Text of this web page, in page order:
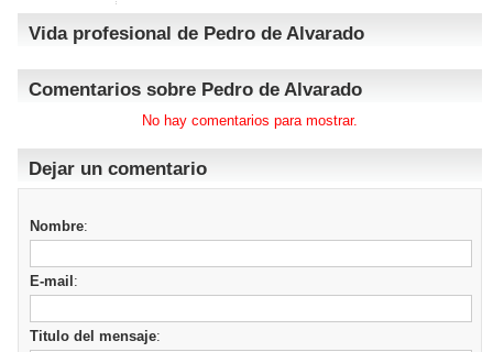
Vida profesional de Pedro de Alvarado
Comentarios sobre Pedro de Alvarado
No hay comentarios para mostrar.
Dejar un comentario
Nombre:
E-mail :
Titulo del mensaje: